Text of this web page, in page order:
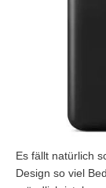
Es fällt natürlich
Design so viel